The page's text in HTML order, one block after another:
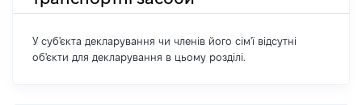
У суб'єкта декларування чи членів його сім'ї відсутні
об'єкти для декларування в цьому розділі.